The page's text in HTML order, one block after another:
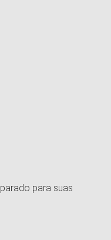
para suas